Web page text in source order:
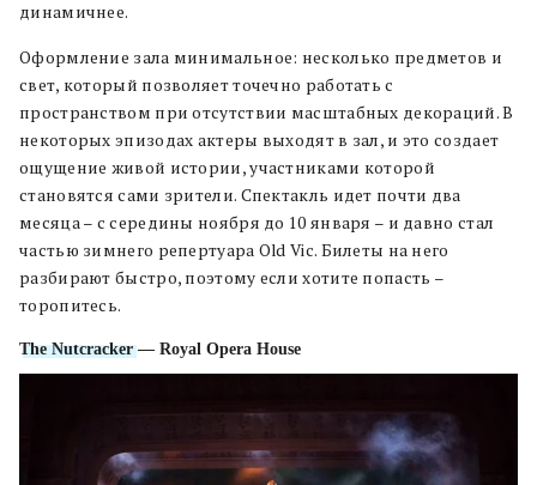
динамичнее.
Оформление зала минимальное: несколько предметов и
свет, который позволяет точечно работать с
пространством при отсутствии масштабных декораций. В
некоторых эпизодах актеры выходят в зал, и это создает
ощущение живой истории, участниками которой
становятся сами зрители. Спектакль идет почти два
месяца – с середины ноября до 10 января – и давно стал
частью зимнего репертуара Old Vic. Билеты на него
разбирают быстро, поэтому если хотите попасть –
торопитесь.
The Nutcracker— Royal Opera House